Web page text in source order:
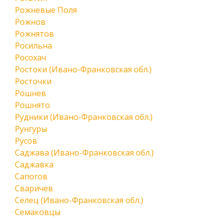
Рожневые Поля
Рожнов
Рожнятов
Росильна
Росохач
Ростоки (Ивано-Франковская обл.)
Росточки
Рошнев
Рошнято
Рудники (Ивано-Франковская обл.)
Рунгуры
Русов
Саджава (Ивано-Франковская обл.)
Саджавка
Сапогов
Сваричев
Селец (Ивано-Франковская обл.)
Семаковцы